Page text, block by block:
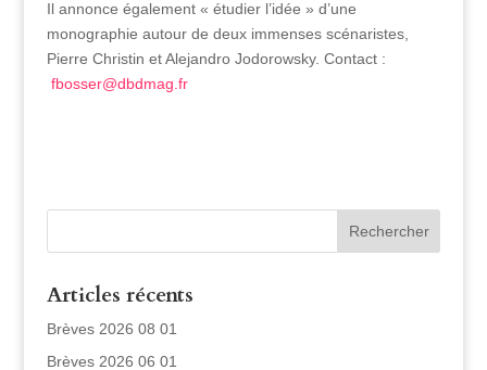
Il annonce également « étudier l’idée » d’une
monographie autour de deux immenses scénaristes,
Pierre Christin et Alejandro Jodorowsky. Contact :
fbosser@dbdmag.fr
Articles récents
Brèves 2026 08 01
Brèves 2026 06 01